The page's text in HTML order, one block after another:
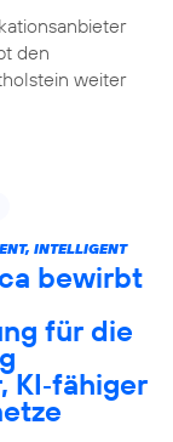
den
weiter
INTELLIGENT
bewirbt
für die
KI‑fähiger